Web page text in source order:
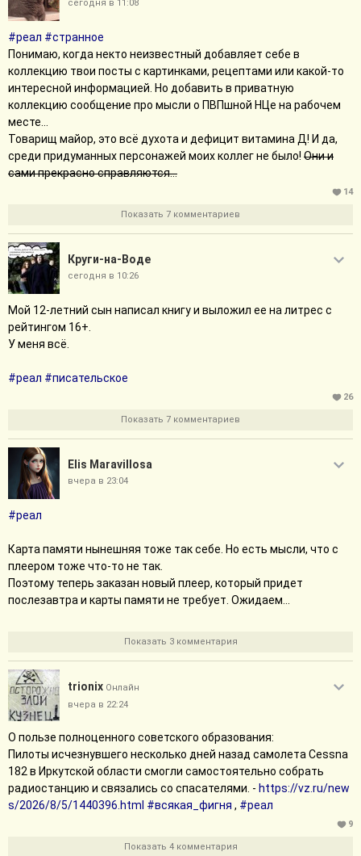
тридевять земель…
Ещё и стройку штормит, как будто бы фиговое время работу
менять.
Свернуть сообщение
сегодня в 11:08
#реал #странное
Понимаю, когда некто неизвестный добавляет себе в
коллекцию твои посты с картинками, рецептами или какой-то
интересной информацией. Но добавить в приватную
коллекцию сообщение про мысли о ПВПшной НЦе на рабочем
месте...
Товарищ майор, это всё духота и дефицит витамина Д! И да,
среди придуманных персонажей моих коллег не было! Они и
сами прекрасно справляются...
14
Показать 7 комментариев
Круги-на-Воде
сегодня в 10:26
Мой 12-летний сын написал книгу и выложил ее на литрес с
рейтингом 16+.
У меня всё.
#реал #писательское
26
Показать 7 комментариев
Elis Maravillosa
вчера в 23:04
#реал
Карта памяти нынешняя тоже так себе. Но есть мысли, что с
плеером тоже что-то не так.
Поэтому теперь заказан новый плеер, который придет
послезавтра и карты памяти не требует. Ожидаем...
Показать 3 комментария
trionix Онлайн
вчера в 22:24
О пользе полноценного советского образования:
Пилоты исчезнувшего несколько дней назад самолета Cessna
182 в Иркутской области смогли самостоятельно собрать
радиостанцию и связались со спасателями. - https://vz.ru/new
s/2026/8/5/1440396.html #всякая_фигня , #реал
9
Показать 4 комментария